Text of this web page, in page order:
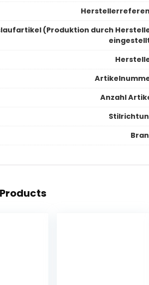
(Produktion durch
Anzahl